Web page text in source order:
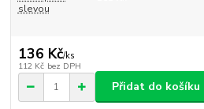
slevou
136 Kč/ks
112 Kč bez DPH
Přidat do košíku